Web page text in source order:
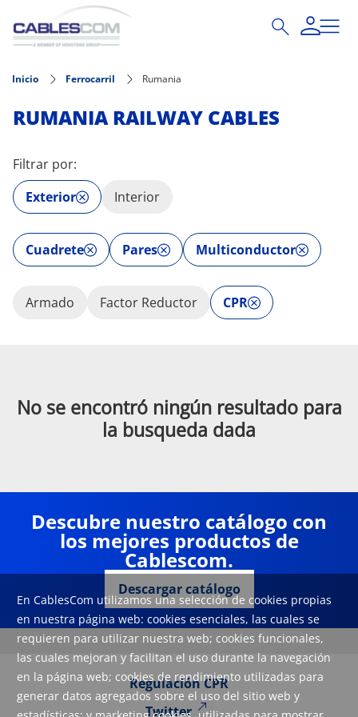
Pasar al contenido principal
En CablesCom utilizamos una selección de cookies propias
en nuestra página web: cookies esenciales, las cuales se
requieren para utilizar nuestra web; cookies funcionales,
las cuales mejoran y facilitan el uso durante la navegación
en la página web; cookies de rendimiento utilizadas para
generar datos agregados sobre el uso del sitio web y
Inicio Ferrocarril Rumania
RUMANIA RAILWAY CABLES
Filtrar por:
Exterior
Interior
Cuadrete Pares Multiconductor
Armado Factor Reductor CPR
No se encontró ningún resultado para
la busqueda dada
Descubre nuestro catálogo con
los mejores productos de
Cablescom.
Descargar catálogo
Regulación CPR
Twitter